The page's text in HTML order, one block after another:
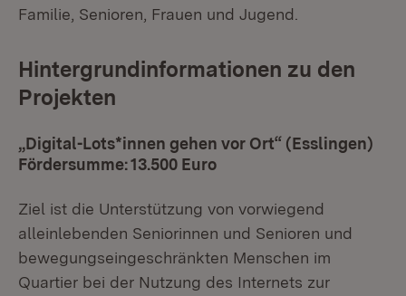
Familie, Senioren, Frauen und Jugend.
Hintergrundinformationen zu den
Projekten
„Digital-Lots*innen gehen vor Ort“ (Esslingen)
Fördersumme: 13.500 Euro
Ziel ist die Unterstützung von vorwiegend
alleinlebenden Seniorinnen und Senioren und
bewegungseingeschränkten Menschen im
Quartier bei der Nutzung des Internets zur